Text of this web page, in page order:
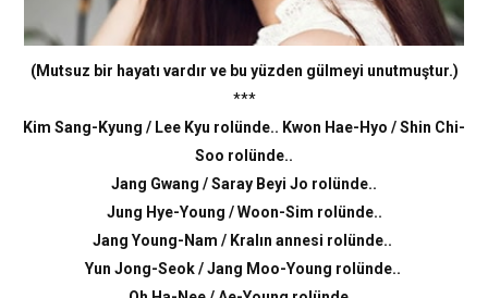
(Mutsuz bir hayatı vardır ve bu yüzden gülmeyi unutmuştur.)
***
Kim Sang-Kyung / Lee Kyu rolünde.. Kwon Hae-Hyo / Shin Chi-
Soo rolünde..
Jang Gwang / Saray Beyi Jo rolünde..
Jung Hye-Young / Woon-Sim rolünde..
Jang Young-Nam / Kralın annesi rolünde..
Yun Jong-Seok / Jang Moo-Young rolünde..